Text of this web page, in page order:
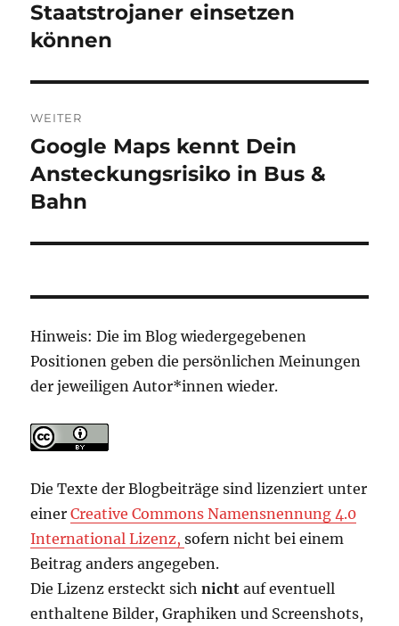
Staatstrojaner einsetzen
können
WEITER
Nächster
Beitrag:
Google Maps kennt Dein
Ansteckungsrisiko in Bus &
Bahn
Hinweis: Die im Blog wiedergegebenen
Positionen geben die persönlichen Meinungen
der jeweiligen Autor*innen wieder.
Die Texte der Blogbeiträge sind lizenziert unter
einerCreative Commons Namensnennung 4.0
International Lizenz,sofern nicht bei einem
Beitrag anders angegeben.
Die Lizenz ersteckt sichnicht auf eventuell
enthaltene Bilder, Graphiken und Screenshots,